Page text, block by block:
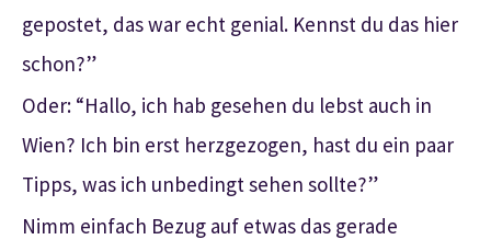
gepostet, das war echt genial. Kennst du das hier
schon?”
Oder: “Hallo, ich hab gesehen du lebst auch in
Wien? Ich bin erst herzgezogen, hast du ein paar
Tipps, was ich unbedingt sehen sollte?”
Nimm einfach Bezug auf etwas das gerade